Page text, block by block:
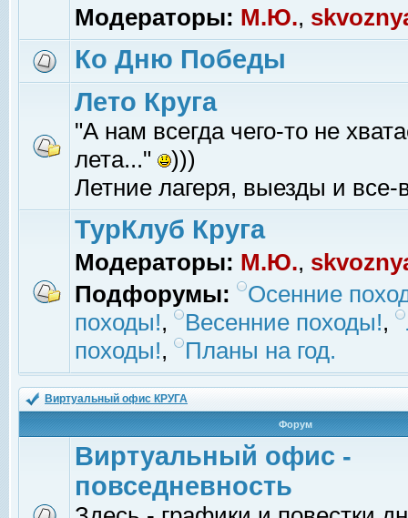
Модераторы: М.Ю.,
Ко Дню Победы
Лето Круга
"А нам всегда чего-то не
лета..."
)))
Летние лагеря, выезды и все-
ТурКлуб Круга
Модераторы: М.Ю.,
Подфорумы:
Осенние
походы!, Весенние походы!,
походы!, Планы на год.
Виртуальный офис КРУГА
Форум
Виртуальный офис -
повседневность